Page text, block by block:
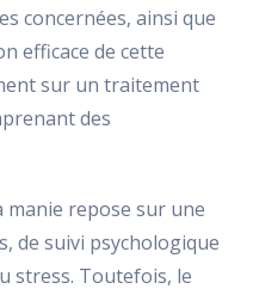
concernées, ainsi que
efficace de cette
sur un traitement
des
manie repose sur une
de suivi psychologique
stress. Toutefois, le